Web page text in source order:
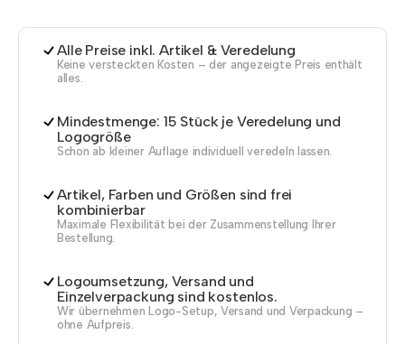
Alle Preise inkl. Artikel & Veredelung
Keine versteckten Kosten – der angezeigte Preis enthält
alles.
Mindestmenge: 15 Stück je Veredelung und
Logogröße
Schon ab kleiner Auflage individuell veredeln lassen.
Artikel, Farben und Größen sind frei
kombinierbar
Maximale Flexibilität bei der Zusammenstellung Ihrer
Bestellung.
Logoumsetzung, Versand und
Einzelverpackung sind kostenlos.
Wir übernehmen Logo-Setup, Versand und Verpackung –
ohne Aufpreis.